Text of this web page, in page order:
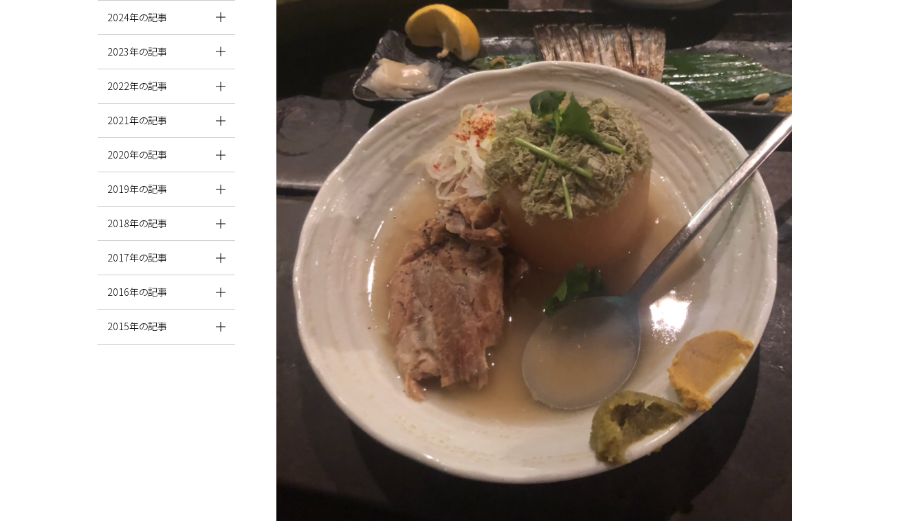
2024年の記事
2023年の記事
2022年の記事
2021年の記事
2020年の記事
2019年の記事
2018年の記事
2017年の記事
2016年の記事
2015年の記事